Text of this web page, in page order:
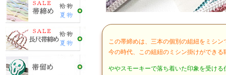
この帯締めは、三本の個別の組紐をミシ
今の時代、この組紐のミシン掛けができ
ややスモーキーで落ち着いた印象を受ける